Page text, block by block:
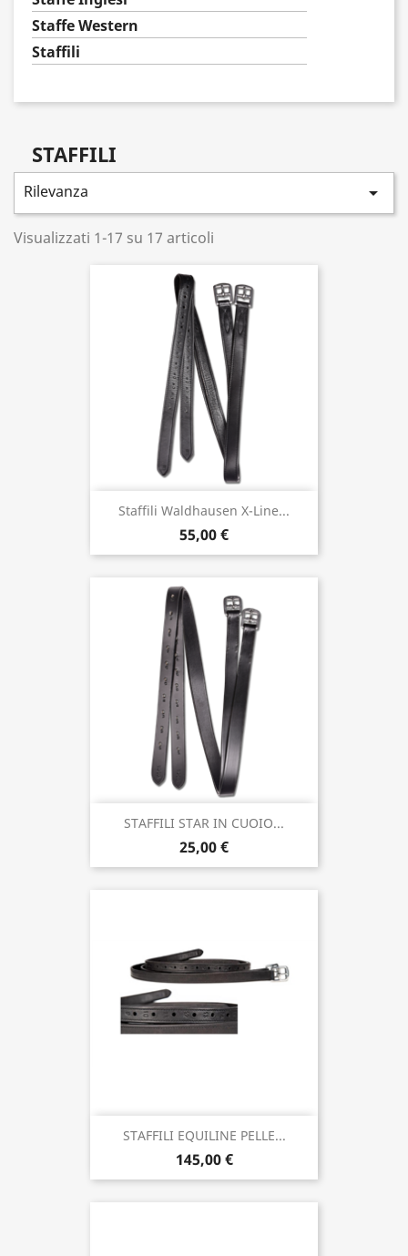
Staffe Western
Staffili
STAFFILI
Rilevanza 
Visualizzati 1-17 su 17 articoli
Staffili Waldhausen X-Line...
55,00 €
STAFFILI STAR IN CUOIO...
25,00 €
STAFFILI EQUILINE PELLE...
145,00 €